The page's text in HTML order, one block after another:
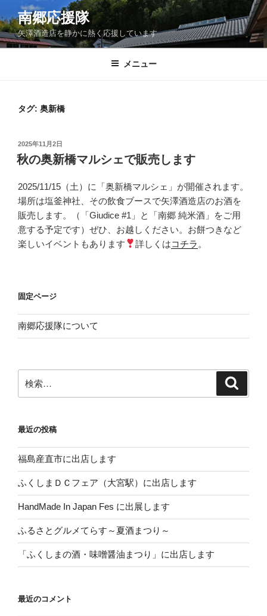
ン
テ
ン
南郷応援隊
矢澤酒造店を静かに熱く応援しています
メニュー
タグ: 奥新橋
投
稿
日:
2025年11月2日
秋の奥新橋マルシェで販売します
2025/11/15（土）に「奥新橋マルシェ」が開催されます。
場所は塩釜神社、その飲食ブースで矢澤酒造店のお酒を
販売します。（「Giudice #1」と「南郷 純米酒」をご用
意する予定です）ぜひ、お越しください。お餅つきなど
楽しいイベントもあります
詳しくはコチラ 。
固定ページ
南郷応援隊について
索:
最近の投稿
福島産直市に出店します
ふくしまＤＣフェア（大宮駅）に出店します
HandMade In Japan Fes に出展します
ふるさとグルメてらす～夏酒まつり～
「ふくしまの酒・味噌醤油まつり」に出店します
最近のコメント